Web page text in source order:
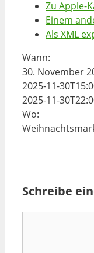
Zu Apple-
Einem
Als XML
Wann:
30. November
2025-11-
2025-11-
Wo:
Schreibe